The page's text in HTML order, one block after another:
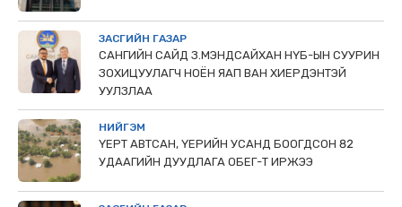
ЗАСГИЙН ГАЗАР
САНГИЙН САЙД З.МЭНДСАЙХАН НҮБ-ЫН СУУРИН
ЗОХИЦУУЛАГЧ НОЁН ЯАП ВАН ХИЕРДЭНТЭЙ
УУЛЗЛАА
НИЙГЭМ
ҮЕРТ АВТСАН, ҮЕРИЙН УСАНД БООГДСОН 82
УДААГИЙН ДУУДЛАГА ОБЕГ-Т ИРЖЭЭ